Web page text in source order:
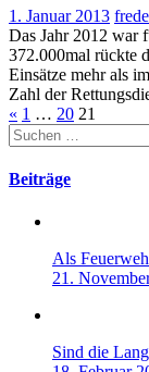
1. Januar 2013
Das Jahr 2012 war
372.000mal rückte
Einsätze mehr als
Zahl der
der
Beiträge
« 1 … 20 21
Suchen
nach:
Beiträge
Als
21.
Sind die